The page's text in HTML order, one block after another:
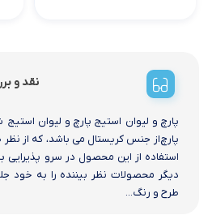
نقد و
پارچ از جنس کریستال می باشد، که از نظر
استفاده از این محصول در سرو پذیرایی
دیگر محصولات نظر بیننده را به خود
طرح و رنگ...